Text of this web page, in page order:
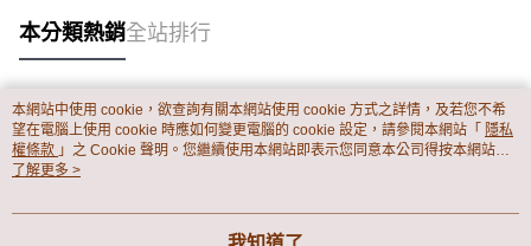
本分類熱銷全站排行
熱門標籤
本網站中使用 cookie，欲查詢有關本網站使用 cookie 方式之詳情，及若您不希
望在電腦上使用 cookie 時應如何變更電腦的 cookie 設定，請參閱本網站「 隱私
權條款 」之 Cookie 聲明。您繼續使用本網站即表示您同意本公司得按本網站使
用條款之 Cookie 聲明使用 cookie。
了解更多 >